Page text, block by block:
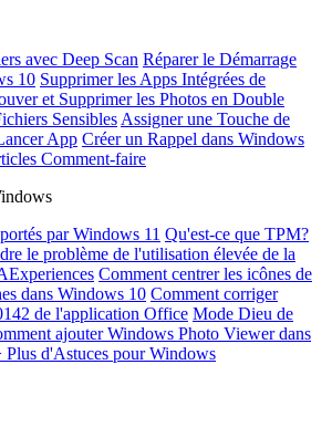
avec Deep Scan Réparer le Démarrage
10 Supprimer les Apps Intégrées de
et Supprimer les Photos en Double
Sensibles Assigner une Touche de
App Créer un Rappel dans Windows
Comment-faire
par Windows 11 Qu'est-ce que TPM?
le problème de l'utilisation élevée de la
Comment centrer les icônes de
dans Windows 10 Comment corriger
de l'application Office Mode Dieu de
ajouter Windows Photo Viewer dans
Plus d'Astuces pour Windows